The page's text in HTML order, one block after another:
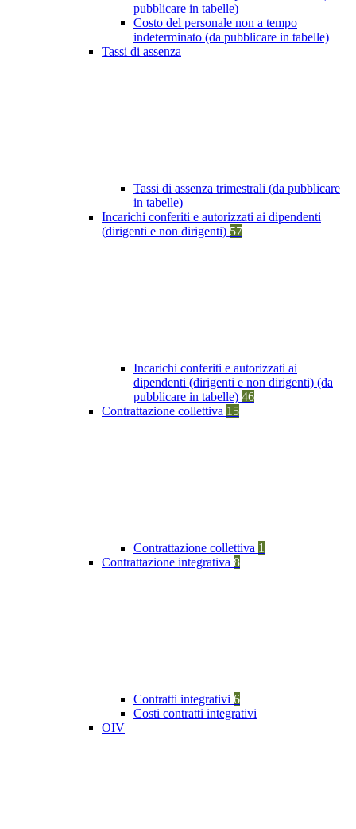
pubblicare in tabelle)
Costo del personale non a tempo
indeterminato (da pubblicare in tabelle)
Tassi di assenza
Tassi di assenza trimestrali (da pubblicare
in tabelle)
Incarichi conferiti e autorizzati ai dipendenti
(dirigenti e non dirigenti) 57
Incarichi conferiti e autorizzati ai
dipendenti (dirigenti e non dirigenti) (da
pubblicare in tabelle) 46
Contrattazione collettiva 15
Contrattazione collettiva 1
Contrattazione integrativa 8
Contratti integrativi 6
Costi contratti integrativi
OIV